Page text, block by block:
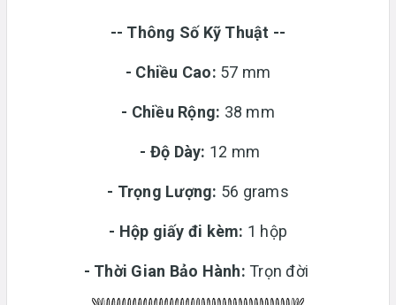
-- Thông Số Kỹ Thuật --
- Chiều Cao: 57 mm
- Chiều Rộng: 38 mm
- Độ Dày: 12 mm
- Trọng Lượng: 56 grams
- Hộp giấy đi kèm: 1 hộp
- Thời Gian Bảo Hành: Trọn đời